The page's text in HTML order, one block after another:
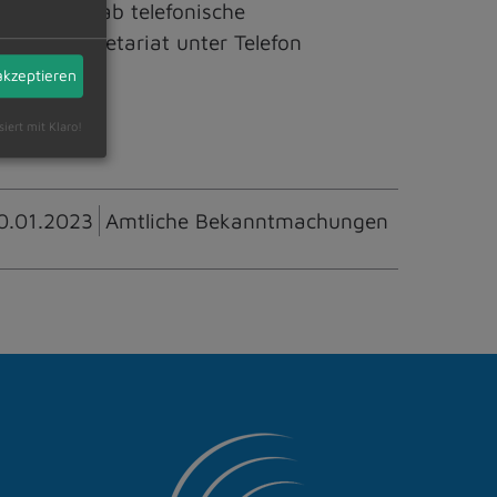
Die vorab telefonische
im Sekretariat unter Telefon
Amtliche Bekanntmachungen
mit Klaro!